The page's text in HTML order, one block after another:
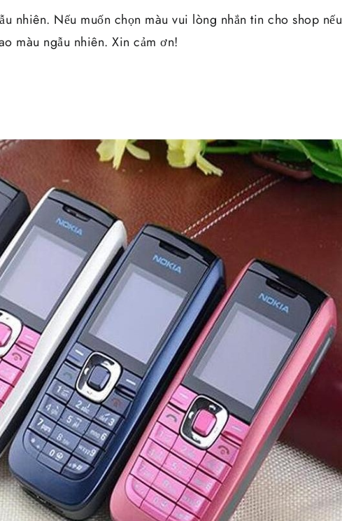
nhiên. Nếu muốn chọn màu vui lòng nhắn tin cho shop nếu
màu ngẫu nhiên. Xin cảm ơn!